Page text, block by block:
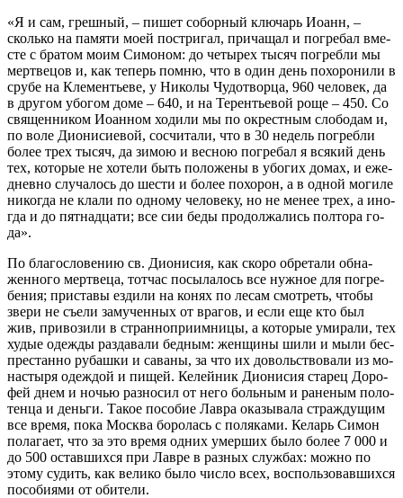
«Я и сам, греш­ный, – пи­шет со­бор­ный клю­чарь Иоанн, –
сколь­ко на па­мя­ти мо­ей по­стри­гал, при­ча­щал и по­гре­бал вме­
сте с бра­том мо­им Си­мо­ном: до че­ты­рех ты­сяч по­греб­ли мы
мерт­ве­цов и, как те­перь пом­ню, что в один день по­хо­ро­ни­ли в
сру­бе на Кле­мен­тье­ве, у Ни­ко­лы Чу­до­твор­ца, 960 че­ло­век, да
в дру­гом убо­гом до­ме – 640, и на Те­рен­тье­вой ро­ще – 450. Со
свя­щен­ни­ком Иоан­ном хо­ди­ли мы по окрест­ным сло­бо­дам и,
по во­ле Ди­о­ни­си­е­вой, со­счи­та­ли, что в 30 недель по­греб­ли
бо­лее трех ты­сяч, да зи­мою и вес­ною по­гре­бал я вся­кий день
тех, ко­то­рые не хо­те­ли быть по­ло­же­ны в убо­гих до­мах, и еже­
днев­но слу­ча­лось до ше­сти и бо­лее по­хо­рон, а в од­ной мо­ги­ле
ни­ко­гда не кла­ли по од­но­му че­ло­ве­ку, но не ме­нее трех, а ино­
гда и до пят­на­дца­ти; все сии бе­ды про­дол­жа­лись пол­то­ра го­
да».
По бла­го­сло­ве­нию св. Ди­о­ни­сия, как ско­ро об­ре­та­ли об­на­
жен­но­го мерт­ве­ца, тот­час по­сы­ла­лось все нуж­ное для по­гре­
бе­ния; при­ста­вы ез­ди­ли на ко­нях по ле­сам смот­реть, чтобы
зве­ри не съе­ли за­му­чен­ных от вра­гов, и ес­ли еще кто был
жив, при­во­зи­ли в стран­но­при­им­ни­цы, а ко­то­рые уми­ра­ли, тех
ху­дые одеж­ды раз­да­ва­ли бед­ным: жен­щи­ны ши­ли и мы­ли бес­
пре­стан­но ру­баш­ки и са­ва­ны, за что их до­воль­ство­ва­ли из мо­
на­сты­ря одеж­дой и пи­щей. Ке­лей­ник Ди­о­ни­сия ста­рец До­ро­
фей днем и но­чью раз­но­сил от него боль­ным и ра­не­ным по­ло­
тен­ца и день­ги. Та­кое по­со­бие Лав­ра ока­зы­ва­ла страж­ду­щим
все вре­мя, по­ка Москва бо­ро­лась с по­ля­ка­ми. Ке­ларь Си­мон
по­ла­га­ет, что за это вре­мя од­них умер­ших бы­ло бо­лее 7 000 и
до 500 остав­ших­ся при Лав­ре в раз­ных служ­бах: мож­но по
это­му су­дить, как ве­ли­ко бы­ло чис­ло всех, вос­поль­зо­вав­ших­ся
по­со­би­я­ми от оби­те­ли.